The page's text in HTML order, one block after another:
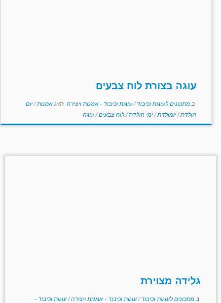
עוגה בצורת לוח צבעים
ב מתכונים לעוגות וכיבוד/עוגות וכיבוד - אמנות ויצירה תויגאמנות/יום
הולדת/יומולדת/ימי הולדת/לוח צבעים/עוגה
גלידה מצוירת
ב מתכונים לעוגות וכיבוד/עוגות וכיבוד - אמנות ויצירה/עוגות וכיבוד -